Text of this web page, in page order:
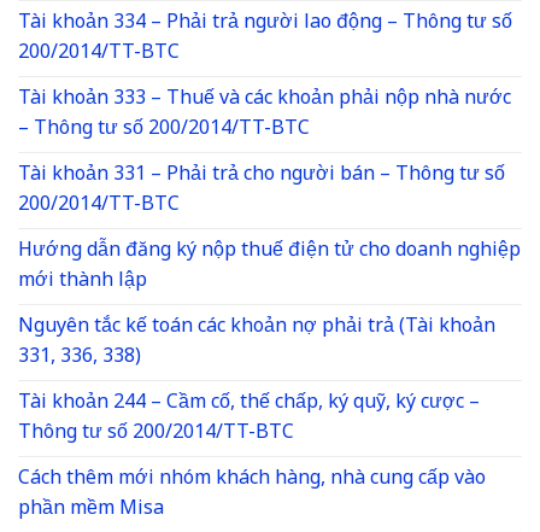
Tài khoản 334 – Phải trả người lao động – Thông tư số
200/2014/TT-BTC
Tài khoản 333 – Thuế và các khoản phải nộp nhà nước
– Thông tư số 200/2014/TT-BTC
Tài khoản 331 – Phải trả cho người bán – Thông tư số
200/2014/TT-BTC
Hướng dẫn đăng ký nộp thuế điện tử cho doanh nghiệp
mới thành lập
Nguyên tắc kế toán các khoản nợ phải trả (Tài khoản
331, 336, 338)
Tài khoản 244 – Cầm cố, thế chấp, ký quỹ, ký cược –
Thông tư số 200/2014/TT-BTC
Cách thêm mới nhóm khách hàng, nhà cung cấp vào
phần mềm Misa